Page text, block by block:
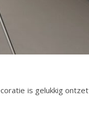
is gelukkig